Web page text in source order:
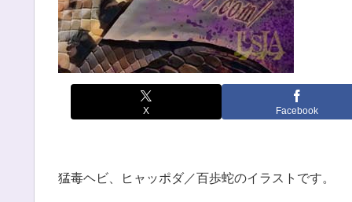
X Facebook
猛毒ヘビ、ヒャッポダ／百歩蛇のイラストです。